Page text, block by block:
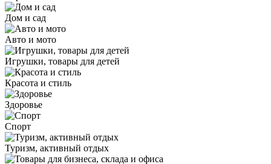
Дом и сад
Авто и мото
Игрушки, товары для детей
Красота и стиль
Здоровье
Спорт
Туризм, активный отдых